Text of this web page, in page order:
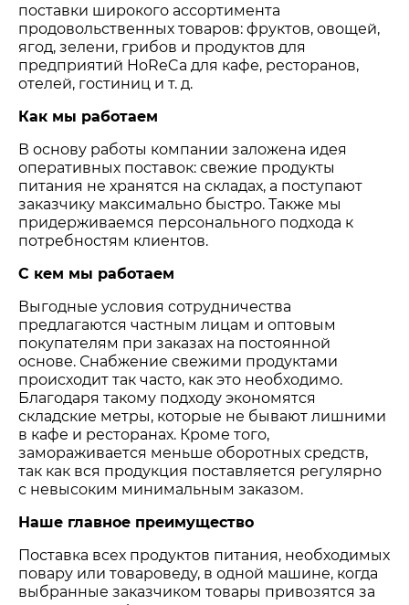
поставки широкого ассортимента
продовольственных товаров: фруктов, овощей,
ягод, зелени, грибов и продуктов для
предприятий HoReCa для кафе, ресторанов,
отелей, гостиниц и т. д.
Как мы работаем
В основу работы компании заложена идея
оперативных поставок: свежие продукты
питания не хранятся на складах, а поступают
заказчику максимально быстро. Также мы
придерживаемся персонального подхода к
потребностям клиентов.
С кем мы работаем
Выгодные условия сотрудничества
предлагаются частным лицам и оптовым
покупателям при заказах на постоянной
основе. Снабжение свежими продуктами
происходит так часто, как это необходимо.
Благодаря такому подходу экономятся
складские метры, которые не бывают лишними
в кафе и ресторанах. Кроме того,
замораживается меньше оборотных средств,
так как вся продукция поставляется регулярно
с невысоким минимальным заказом.
Наше главное преимущество
Поставка всех продуктов питания, необходимых
повару или товароведу, в одной машине, когда
выбранные заказчиком товары привозятся за